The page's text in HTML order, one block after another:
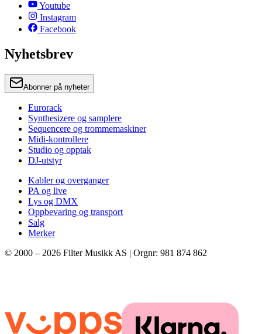
Youtube
Instagram
Facebook
Nyhetsbrev
Abonner på nyheter
Eurorack
Synthesizere og samplere
Sequencere og trommemaskiner
Midi-kontrollere
Studio og opptak
DJ-utstyr
Kabler og overganger
PA og live
Lys og DMX
Oppbevaring og transport
Salg
Merker
© 2000 – 2026 Filter Musikk AS | Orgnr: 981 874 862